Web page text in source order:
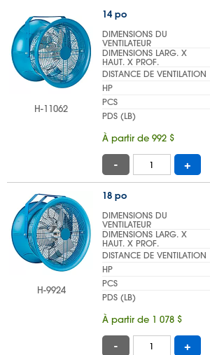
H-11062
14 po
DIMENSIONS DU
VENTILATEUR
DIMENSIONS LARG. X
HAUT. X PROF.
DISTANCE DE VENTILATION
HP
PCS
PDS (LB)
À partir de 992 $
- +
H-9924
18 po
DIMENSIONS DU
VENTILATEUR
DIMENSIONS LARG. X
HAUT. X PROF.
DISTANCE DE VENTILATION
HP
PCS
PDS (LB)
À partir de 1 078 $
- +